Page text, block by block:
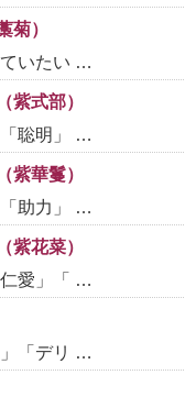
菊）
いたい …
紫式部）
聡明」 …
紫華鬘）
助力」 …
紫花菜）
愛」「 …
「デリ …